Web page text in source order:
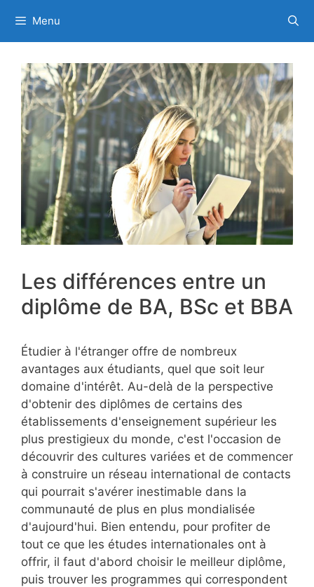
content
Menu
Les différences entre un
diplôme de BA, BSc et BBA
Étudier à l'étranger offre de nombreux
avantages aux étudiants, quel que soit leur
domaine d'intérêt. Au-delà de la perspective
d'obtenir des diplômes de certains des
établissements d'enseignement supérieur les
plus prestigieux du monde, c'est l'occasion de
découvrir des cultures variées et de commencer
à construire un réseau international de contacts
qui pourrait s'avérer inestimable dans la
communauté de plus en plus mondialisée
d'aujourd'hui. Bien entendu, pour profiter de
tout ce que les études internationales ont à
offrir, il faut d'abord choisir le meilleur diplôme,
puis trouver les programmes qui correspondent